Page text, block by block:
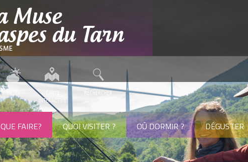
INTERACTIVE
RECHERCHER
QUE FAIRE? QUOI VISITER ? OÙ DORMIR ? DÉGUSTER